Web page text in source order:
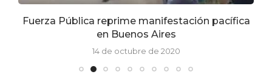
Fuerza Pública reprime manifestación pacífica
en Buenos Aires
14 de octubre de 2020